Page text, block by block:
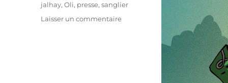
jalhay,Oli, presse,sanglier
Laisser un commentairesur